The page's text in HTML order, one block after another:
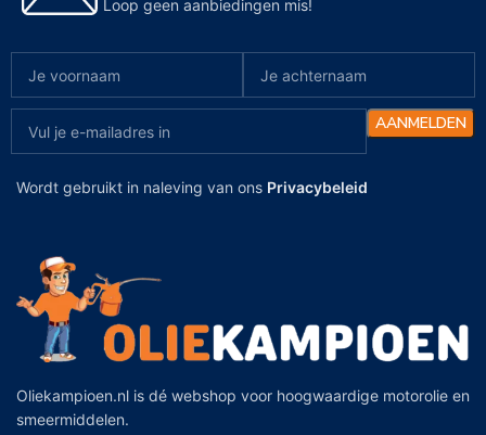
Loop geen aanbiedingen mis!
Wordt gebruikt in naleving van ons Privacybeleid
Oliekampioen.nl is dé webshop voor hoogwaardige motorolie en
smeermiddelen.